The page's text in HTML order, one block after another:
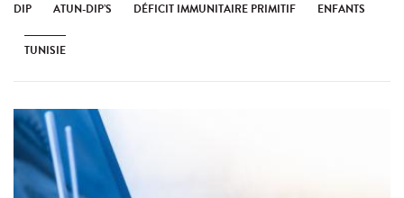
DIP ATUN-DIP’S DÉFICIT IMMUNITAIRE PRIMITIF ENFANTS
TUNISIE